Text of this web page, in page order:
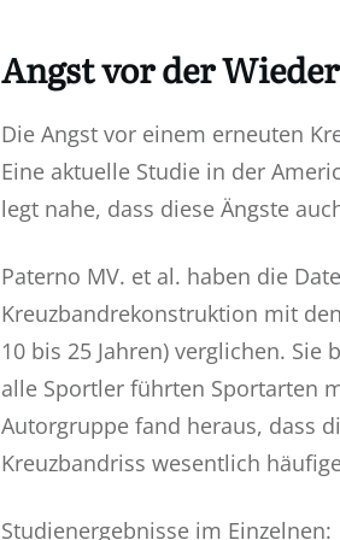
Angst vor der
Die Angst vor einem erneuten
Eine aktuelle Studie in der
legt nahe, dass diese Ängste
Paterno MV. et al. haben die
Kreuzbandrekonstruktion mit
10 bis 25 Jahren) verglichen.
alle Sportler führten Sportarten
Autorgruppe fand heraus, dass
Kreuzbandriss wesentlich
Studienergebnisse im Einzelnen: